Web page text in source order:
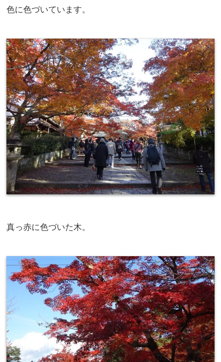
色に色づいています。
真っ赤に色づいた木。